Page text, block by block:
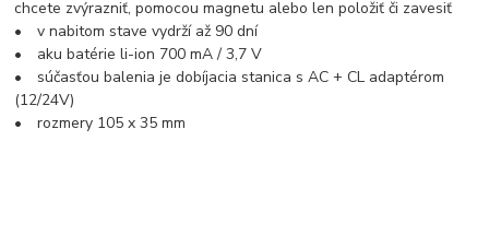
chcete zvýrazniť, pomocou magnetu alebo len položiť či zavesiť
• v nabitom stave vydrží až 90 dní
• aku batérie li-ion 700 mA / 3,7 V
• súčasťou balenia je dobíjacia stanica s AC + CL adaptérom
(12/24V)
• rozmery 105 x 35 mm